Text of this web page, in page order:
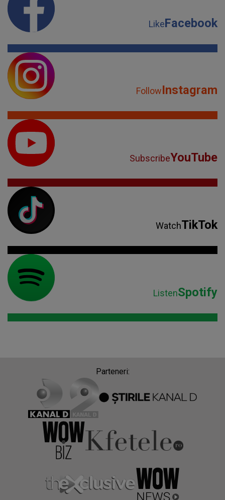
LikeFacebook
FollowInstagram
SubscribeYouTube
WatchTikTok
ListenSpotify
Parteneri: